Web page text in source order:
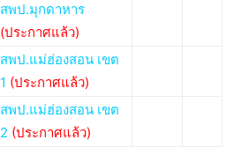
สพป.มุกดาหาร
(ประกาศแล้ว)
สพป.แม่ฮ่องสอน เขต
1 (ประกาศแล้ว)
สพป.แม่ฮ่องสอน เขต
2 (ประกาศแล้ว)